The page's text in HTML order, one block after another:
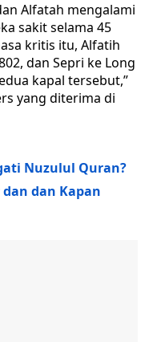
Alfatah mengalami
sakit selama 45
kritis itu, Alfatih
dan Sepri ke Long
kapal tersebut,”
yang diterima di
Nuzulul Quran?
dan Kapan